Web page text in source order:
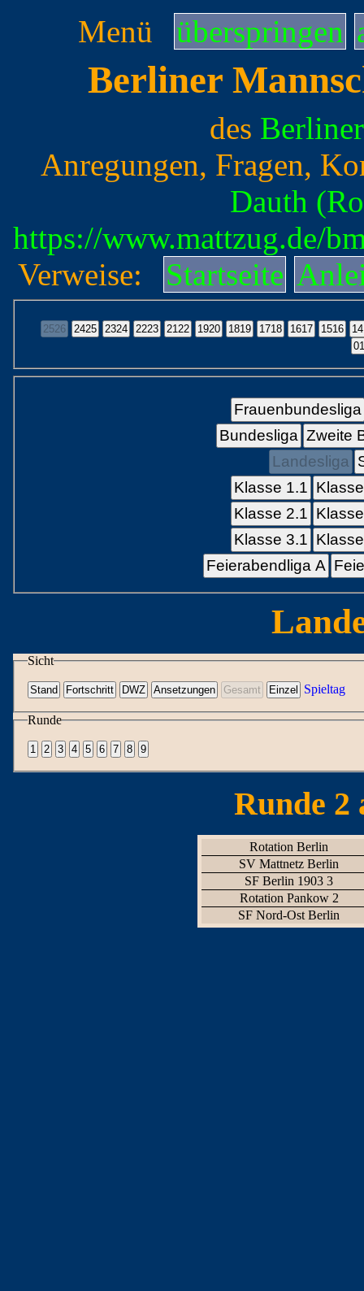
Menü überspringen
Berliner
des
Anregungen, Fragen,
Dauth
https://www.mattzug.de/
Verweise:
Startseite
Frauenbundesliga
Bundesliga Zweite
Landesliga
Klasse 1.1
Klasse 2.1
Klasse 3.1
Feierabendliga A
Sicht
Spieltag
Runde
Runde 2
Rotation Berlin
SV Mattnetz Berlin
SF Berlin 1903 3
Rotation Pankow 2
SF Nord-Ost Berlin